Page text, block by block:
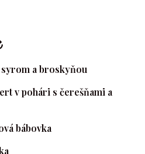
a broskyňou
v pohári s čerešňami a
bábovka